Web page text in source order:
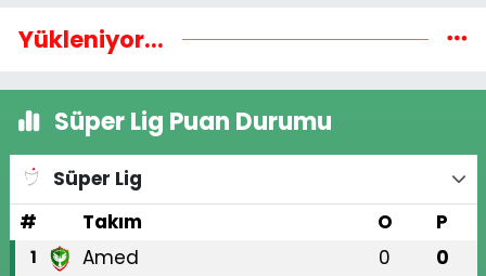
Yükleniyor...
Süper Lig Puan Durumu
Süper Lig
#
Takım O P
1 Amed 0 0